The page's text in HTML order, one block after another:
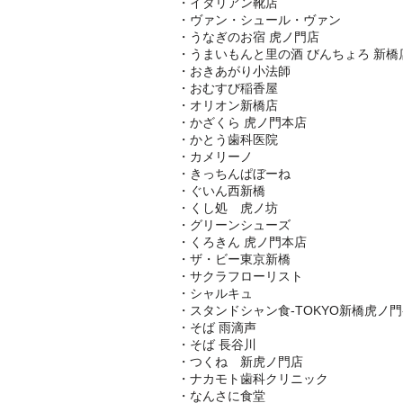
・ヴァン・シュール・ヴァン
・うなぎのお宿 虎ノ門店
・うまいもんと里の酒 びんちょろ 新橋
・おきあがり小法師
・おむすび稲香屋
・オリオン新橋店
・かざくら 虎ノ門本店
・かとう歯科医院
・カメリーノ
・きっちんぱぼーね
・ぐいん西新橋
・くし処 虎ノ坊
・グリーンシューズ
・くろきん 虎ノ門本店
・ザ・ビー東京新橋
・サクラフローリスト
・シャルキュ
・スタンドシャン食-TOKYO新橋虎ノ
・そば 雨滴声
・そば 長谷川
・つくね 新虎ノ門店
・ナカモト歯科クリニック
・なんさに食堂